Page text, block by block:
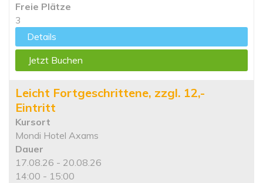
Freie Plätze
3
Details
Jetzt Buchen
Leicht Fortgeschrittene, zzgl. 12,-
Eintritt
Kursort
Mondi Hotel Axams
Dauer
17.08.26 - 20.08.26
14:00 - 15:00